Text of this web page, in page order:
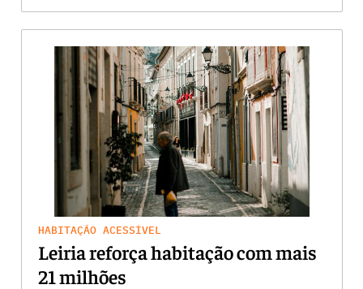
HABITAÇÃO ACESSÍVEL
Leiria reforça habitação com mais
21 milhões